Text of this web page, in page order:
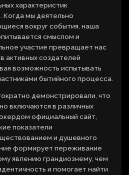
характеристик
Когда мы деятельно
вокруг события, наша
смыслом и
участие превращает нас
активных создателей
возможность испытывать
бытийного процесса.
демонстрировали, что
включаются в различных
официальный сайт,
показатели
и душевного
формирует переживание
явлению грандиознему, чем
и помогает найти